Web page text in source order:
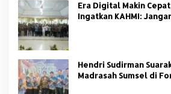
Era Digital Makin
Ingatkan KAHMI:
Hendri Sudirman
Madrasah Sumsel di